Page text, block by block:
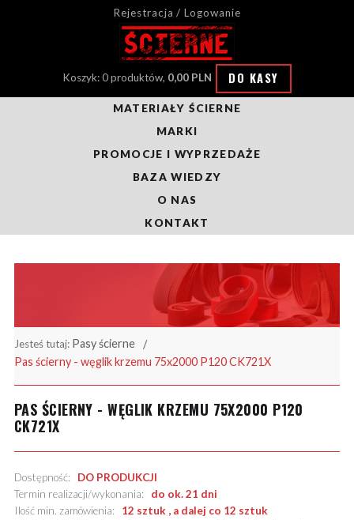
Rejestracja / Logowanie
Koszyk: 0 produktów, 0,00 PLN DO KASY
MATERIAŁY ŚCIERNE
MARKI
PROMOCJE I WYPRZEDAŻE
BAZA WIEDZY
O NAS
KONTAKT
Jesteś tutaj: Pasy ścierne
Pas ścierny - węglik krzemu 75x2000 P120 CK721X
PAS ŚCIERNY - WĘGLIK KRZEMU 75X2000 P120
CK721X
Dostępność: DO PRODUKCJI
Termin realizacji/wykonania: do ok. 21 dni
Ilość min. zamówienia: 12 sztuk , a dalej co 12 sztuk